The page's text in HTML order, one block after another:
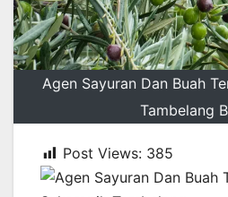
Agen Sayuran Dan Buah
Tambelang
Post Views: 385